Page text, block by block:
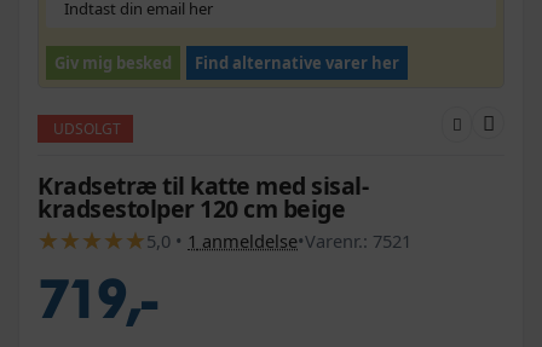
Giv mig besked Find alternative varer her
UDSOLGT
Kradsetræ til katte med sisal-
kradsestolper 120 cm beige
★
★★
★★
★★
★★
★5,0 • 1 anmeldelse•Varenr.: 7521
719,-